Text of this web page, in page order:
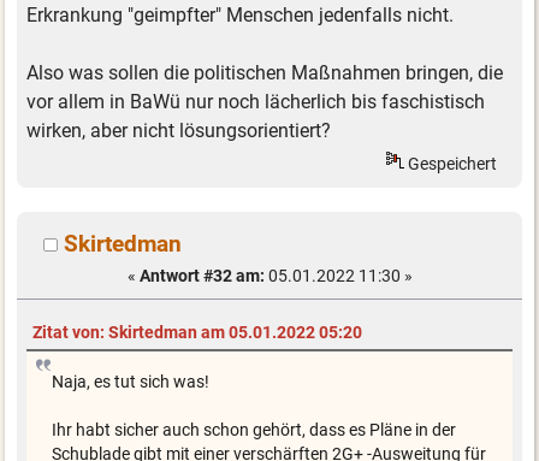
Erkrankung "geimpfter" Menschen jedenfalls nicht.
Also was sollen die politischen Maßnahmen bringen, die
vor allem in BaWü nur noch lächerlich bis faschistisch
wirken, aber nicht lösungsorientiert?
Gespeichert
Skirtedman
« Antwort #32 am: 05.01.2022 11:30 »
Zitat von: Skirtedman am 05.01.2022 05:20
Naja, es tut sich was!
Ihr habt sicher auch schon gehört, dass es Pläne in der
Schublade gibt mit einer verschärften 2G+ -Ausweitung für